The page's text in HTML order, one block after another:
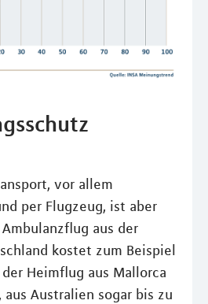
vor allem
per Flugzeug, ist aber
aus der
kostet zum Beispiel
Heimflug aus Mallorca
Australien sogar bis zu